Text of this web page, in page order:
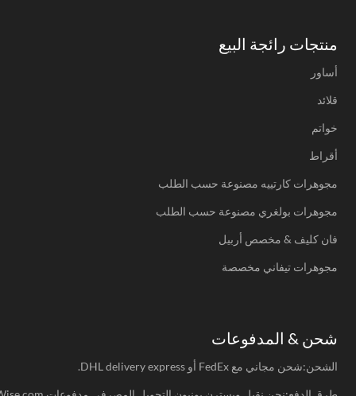
منتجات رائجة البيع
أساور
قلائد
خواتم
أقراط
مجوهرات كارتييه مصنوعة حسب الطلب
مجوهرات بولغري مصنوعة حسب الطلب
فان كليف & مخصص أربيل
مجوهرات تيفاني مخصصة
شحن & المدفوعات
الشحن:شحن مجاني مع FedEx أو DHL delivery express.